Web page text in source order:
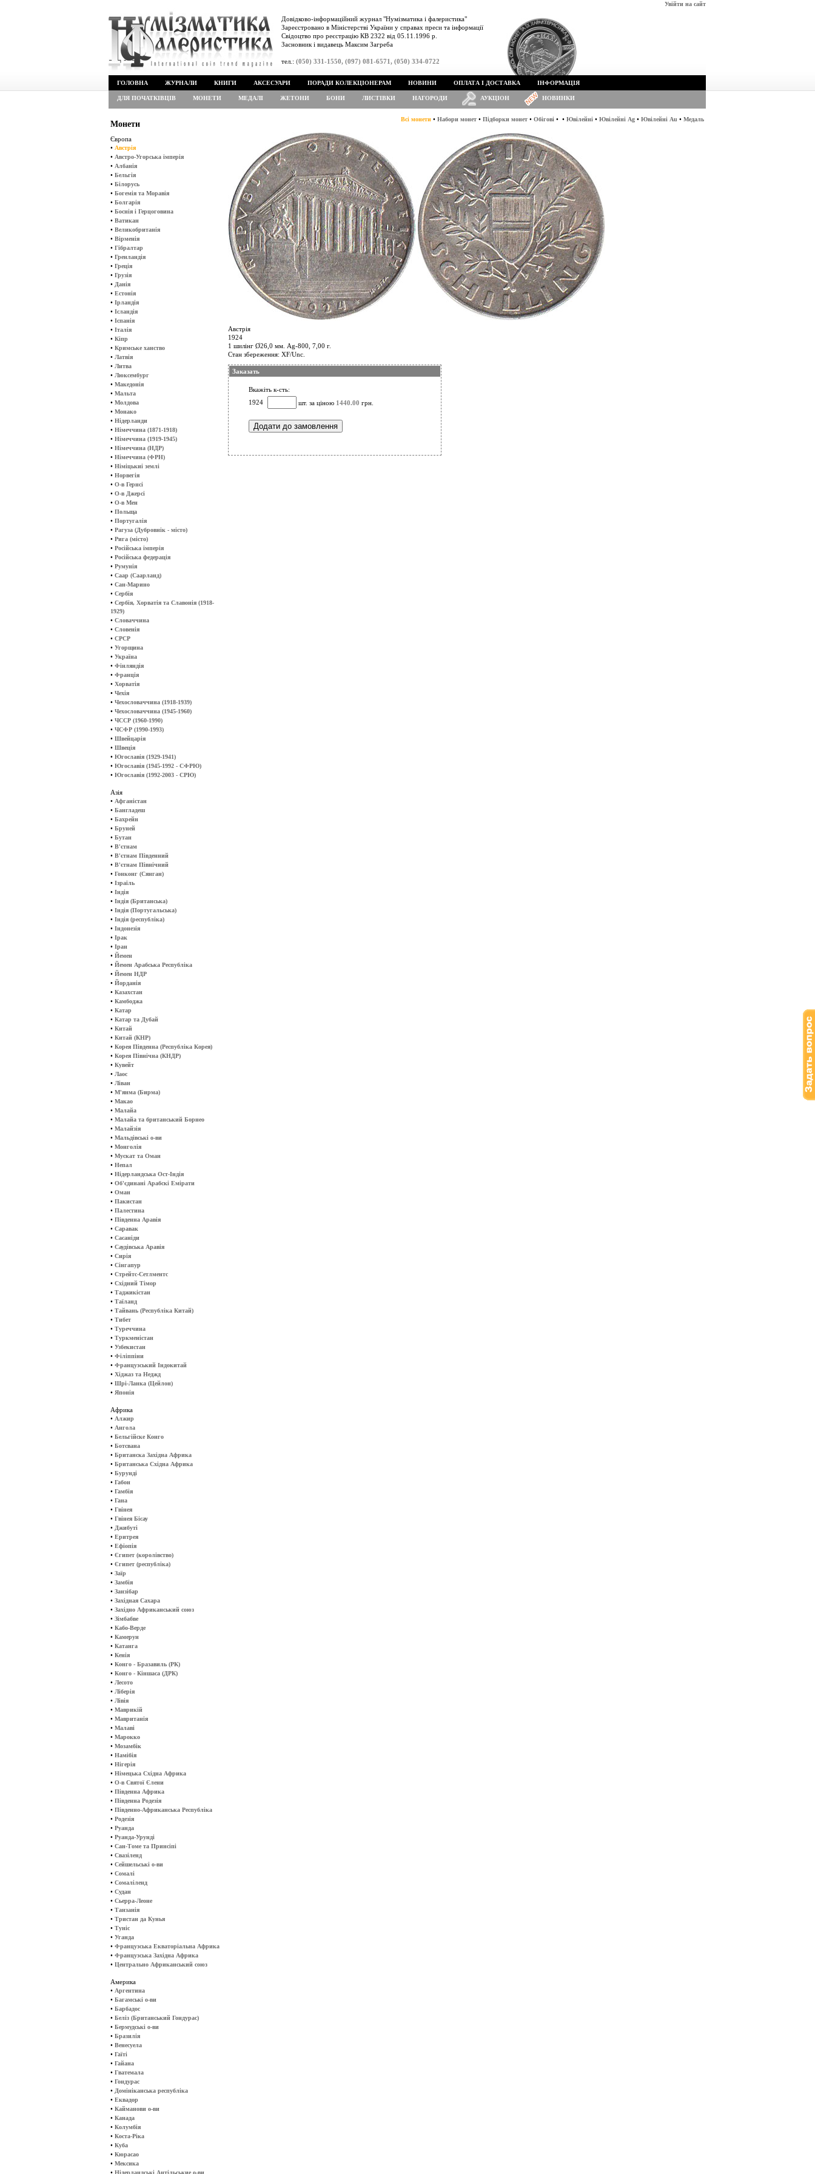
Увійти на сайт
Довідково-інформаційний журнал "Нумізматика і фалеристика"
Зареєстровано в Міністерстві України у справах преси та інформації
Свідоцтво про реєстрацію КВ 2322 від 05.11.1996 р.
Засновник і видавець Максим Загреба
тел.: (050) 331-1550, (097) 081-6571, (050) 334-0722
ГОЛОВНА ЖУРНАЛИ КНИГИ АКСЕСУАРИ ПОРАДИ КОЛЕКЦІОНЕРАМ НОВИНИ ОПЛАТА І ДОСТАВКА ІНФОРМАЦІЯ
ДЛЯ ПОЧАТКІВЦІВ МОНЕТИ МЕДАЛІ ЖЕТОНИ БОНИ ЛИСТІВКИ НАГОРОДИ АУКЦІОН НОВИНКИ
Монети
Європа
• Австрія
• Австро-Угорська імперія
• Албанія
• Бельгія
• Білорусь
• Богемія та Моравія
• Болгарія
• Боснія і Герцоговина
• Ватикан
• Великобританія
• Вірменія
• Гібралтар
• Гренландія
• Греція
• Грузія
• Данія
• Естонія
• Ірландія
• Ісландія
• Іспанія
• Італія
• Кіпр
• Кримське ханство
• Латвія
• Литва
• Люксембург
• Македонія
• Мальта
• Молдова
• Монако
• Нідерланди
• Німеччина (1871-1918)
• Німеччина (1919-1945)
• Німеччина (НДР)
• Німеччина (ФРН)
• Німіцькиі землі
• Норвегія
• О-в Гернсі
• О-в Джерсі
• О-в Мен
• Польща
• Португалія
• Рагуза (Дубровнік - місто)
• Рига (місто)
• Російська імперія
• Російська федерація
• Румунія
• Саар (Саарланд)
• Сан-Марино
• Сербія
• Сербія, Хорватія та Славонія (1918-
1929)
• Словаччина
• Словенія
• СРСР
• Угорщина
• Україна
• Фінляндія
• Франція
• Хорватія
• Чехія
• Чехословаччина (1918-1939)
• Чехословаччина (1945-1960)
• ЧССР (1960-1990)
• ЧСФР (1990-1993)
• Швейцарія
• Швеція
• Югославія (1929-1941)
• Югославія (1945-1992 - СФРЮ)
• Югославія (1992-2003 - СРЮ)
Азія
• Афганістан
• Бангладеш
• Бахрейн
• Бруней
• Бутан
• В'єтнам
• В'єтнам Південний
• В'єтнам Північний
• Гонконг (Сянган)
• Ізраїль
• Індія
• Індія (Британська)
• Індія (Португальська)
• Індія (республіка)
• Індонезія
• Ірак
• Іран
• Йемен
• Йемен Арабська Республіка
• Йемен НДР
• Йорданія
• Казахстан
• Камбоджа
• Катар
• Катар та Дубай
• Китай
• Китай (КНР)
• Корея Південна (Республіка Корея)
• Корея Північна (КНДР)
• Кувейт
• Лаос
• Ліван
• М'янма (Бирма)
• Макао
• Малайа
• Малайа та британський Борнео
• Малайзія
• Мальдівські о-ви
• Монголія
• Мускат та Оман
• Непал
• Нідерландська Ост-Індія
• Об'єдинані Арабскі Емірати
• Оман
• Пакистан
• Палестина
• Південна Аравія
• Саравак
• Сасаніди
• Саудівська Аравія
• Сирія
• Сінгапур
• Стрейтс-Сетлментс
• Східний Тімор
• Таджикістан
• Таїланд
• Тайвань (Республіка Китай)
• Тибет
• Туреччина
• Туркменістан
• Узбекистан
• Філіппіни
• Французський Індокитай
• Хіджаз та Неджд
• Шрі-Ланка (Цейлон)
• Японія
Африка
• Алжир
• Ангола
• Бельгійске Конго
• Ботсвана
• Британска Західна Африка
• Британська Східна Африка
• Бурунді
• Габон
• Гамбія
• Гана
• Гвінея
• Гвінея Бісау
• Джибуті
• Еритрея
• Ефіопія
• Єгипет (королівство)
• Єгипет (республіка)
• Заїр
• Замбія
• Занзібар
• Західная Сахара
• Західно Африканський союз
• Зімбабве
• Кабо-Верде
• Камерун
• Катанга
• Кенія
• Конго - Бразавиль (РК)
• Конго - Кіншаса (ДРК)
• Лесото
• Ліберія
• Лівія
• Маврикій
• Мавританія
• Малаві
• Марокко
• Мозамбік
• Намібія
• Нігерія
• Німецька Східна Африка
• О-в Святої Єлени
• Південна Африка
• Південна Родезія
• Південно-Африканська Республіка
• Родезія
• Руанда
• Руанда-Урунді
• Сан-Томе та Принсіпі
• Свазіленд
• Сейшельські о-ви
• Сомалі
• Сомаліленд
• Судан
• Сьерра-Леоне
• Танзанія
• Тристан да Кунья
• Туніс
• Уганда
• Французська Екваторіальна Африка
• Французська Західна Африка
• Центрально Африканський союз
Америка
• Аргентина
• Багамські о-ви
• Барбадос
• Беліз (Британський Гондурас)
• Бермудські о-ви
• Бразилія
• Венесуела
• Гаїті
• Гайана
• Гватемала
• Гондурас
• Домініканська республіка
• Еквадор
• Кайманови о-ви
• Канада
• Колумбія
• Коста-Ріка
• Куба
• Кюрасао
• Мексика
• Нідерландські Антільськие о-ви
Всі монети • Набори монет • Підборки монет • Обігові • • Ювілейні • Ювілейні Ag • Ювілейні Au • Медаль
Австрія
1924
1 шилінг Ø26,0 мм. Ag-800, 7,00 г.
Стан збереження: XF/Unc.
Заказать
Вкажіть к-сть:
1924
шт. за ціною 1440.00 грн.